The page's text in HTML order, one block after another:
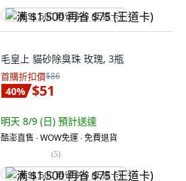
满 $1,500 再省 $75 (王道卡)
毛皇上 貓砂除臭珠 玫瑰, 3瓶
首購折扣價$86
40% $51
明天 8/9 (日) 預計送達
酷澎直售 ∙ WOW免運 ∙ 免費退貨
(5)
满 $1,500 再省 $75 (王道卡)